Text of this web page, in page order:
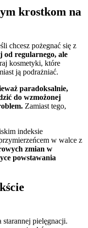
krostkom na
chcesz pożegnać się z
od regularnego, ale
kosmetyki, które
ją podrażniać.
paradoksalnie,
do wzmożonej
Zamiast tego,
indeksie
w walce z
zmian w
powstawania
pielęgnacji.